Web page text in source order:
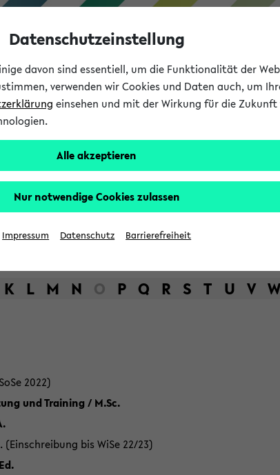
Universität Bielefeld
K L M N O P Q R S T U V
2022)
und Training / M.Sc.
bis WiSe 22/23)
Datenschutzeinstellung
davon sind essentiell, um die Funktionalität der
verwenden wir Cookies und Daten auch, um
einsehen und mit der Wirkung für die
Alle akzeptieren
Nur notwendige Cookies zulassen
Impressum Datenschutz Barrierefreiheit